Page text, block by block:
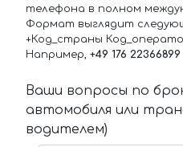
телефона в полном
Формат выглядит
+Код_страны
Например, +49 176 22366899
Ваши вопросы по
автомобиля или
водителем)